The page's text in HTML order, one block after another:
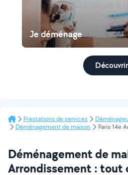
Je déménage
Découvrir
Prestations de services
Déménagement de maison
Paris 14e
Déménagement de
Arrondissement : tout